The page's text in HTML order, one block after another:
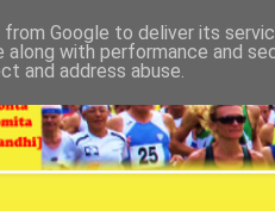
Google to deliver its
along with performance and
and address abuse.